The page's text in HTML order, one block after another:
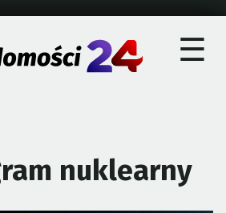
☰
×
nuklearny